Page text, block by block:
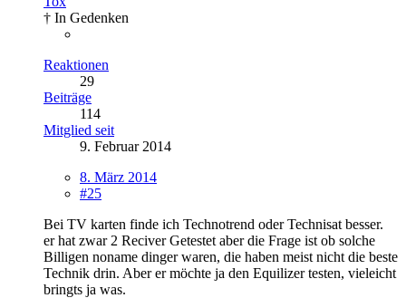
† In Gedenken
Reaktionen
29
Beiträge
114
Mitglied seit
9. Februar 2014
8. März 2014
#25
Bei TV karten finde ich Technotrend oder Technisat besser.
er hat zwar 2 Reciver Getestet aber die Frage ist ob solche
Billigen noname dinger waren, die haben meist nicht die beste
Technik drin. Aber er möchte ja den Equilizer testen, vieleicht
bringts ja was.